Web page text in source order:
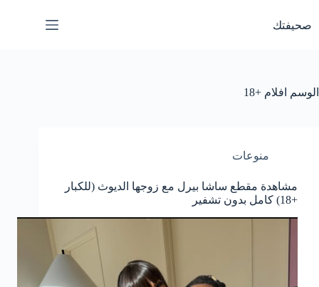
المحتوى
صحيفتك
الوسم افلام +18
منوعات
مشاهدة مقطع ساشا بيرل مع زوجها الديوث (للكبار
+18) كامل بدون تشفير